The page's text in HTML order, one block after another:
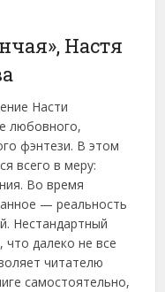
Настя
Насти
любовного,
фэнтези. В этом
всего в меру:
Во время
— реальность
Нестандартный
далеко не все
читателю
самостоятельно,